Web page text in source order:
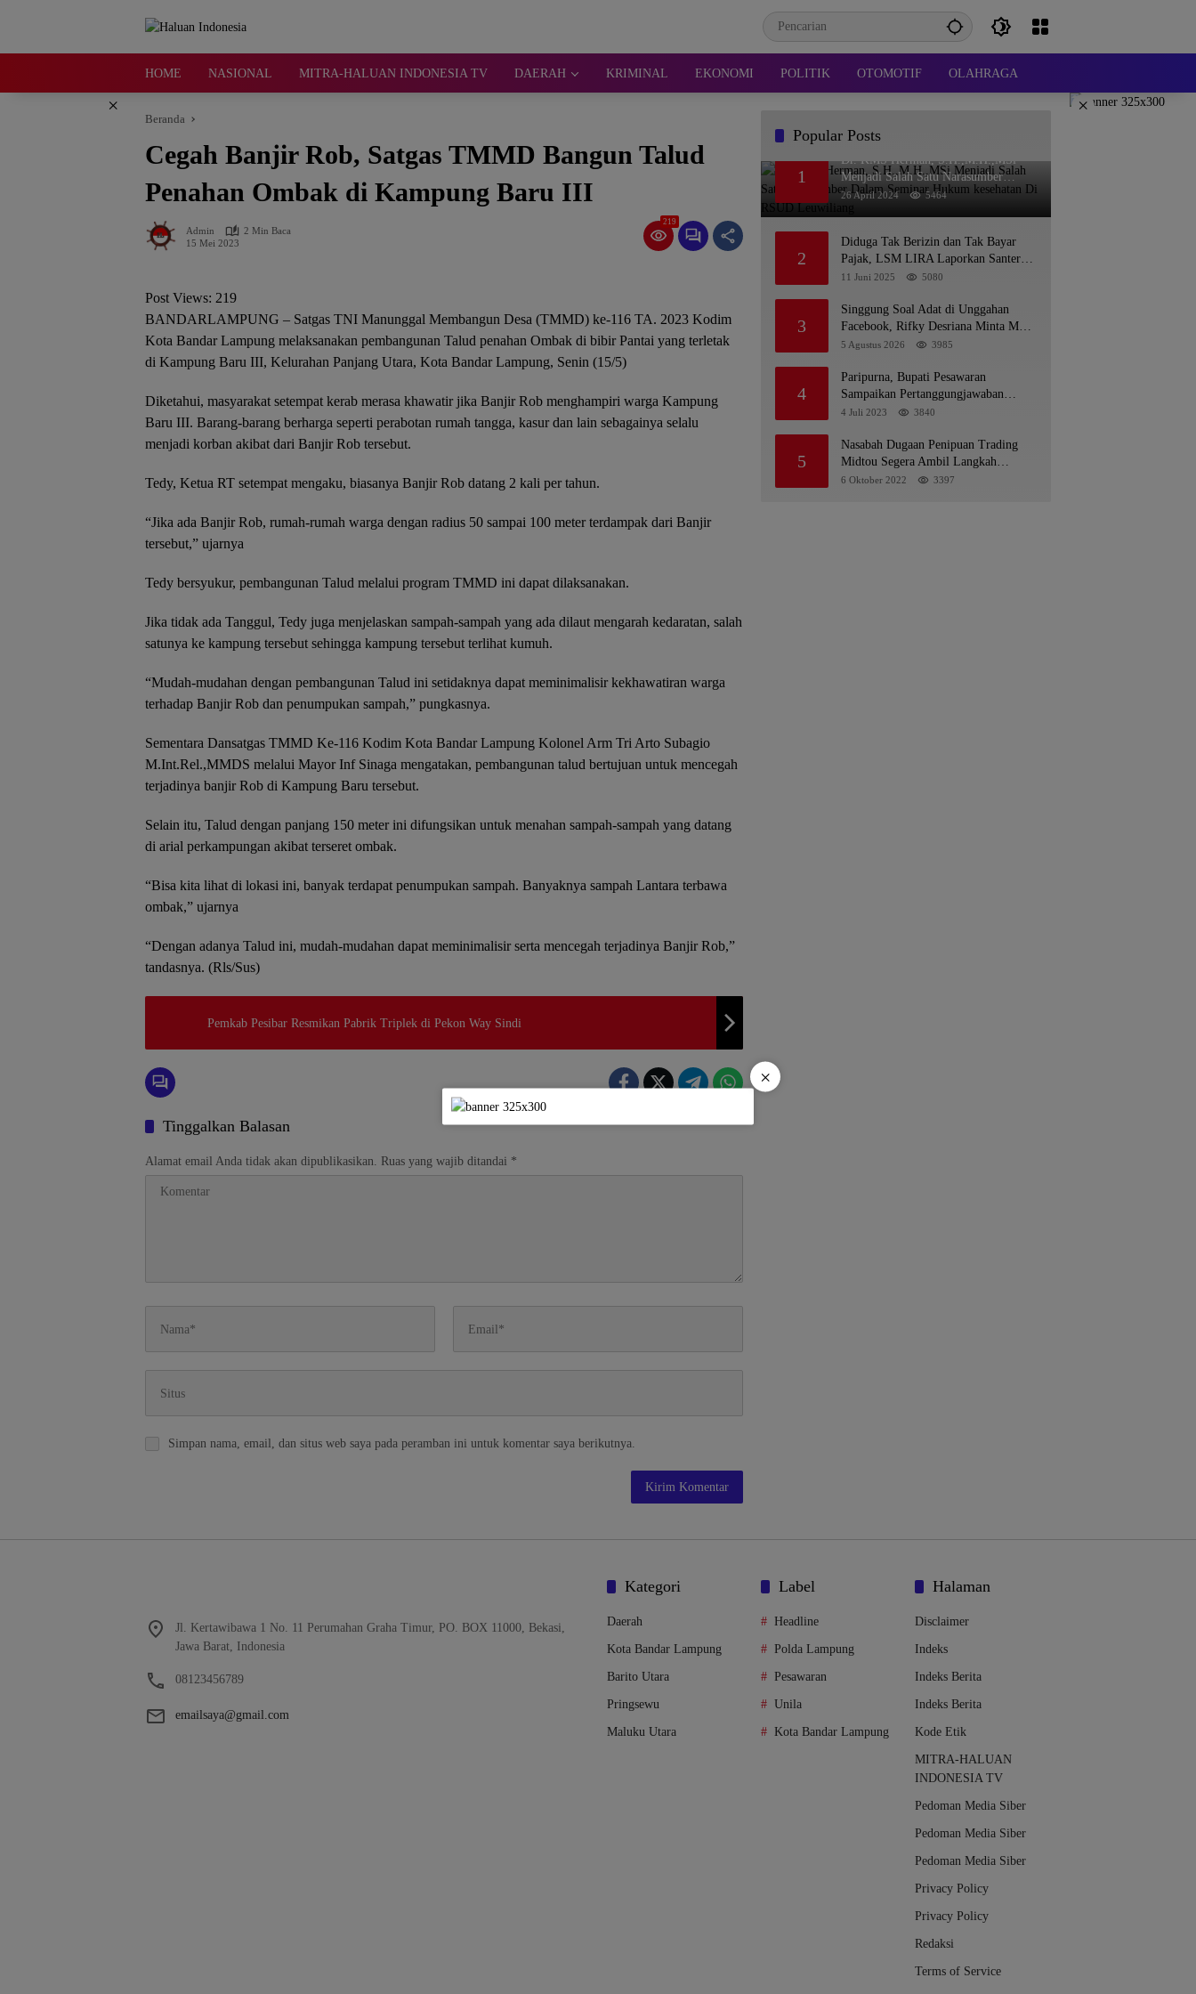
HOME NASIONAL MITRA-HALUAN INDONESIA TV DAERAH KRIMINAL EKONOMI POLITIK OTOMOTIF OLAHRAGA
× ×
Beranda
Cegah Banjir Rob, Satgas TMMD Bangun Talud
Penahan Ombak di Kampung Baru III
Admin
2 Min Baca
15 Mei 2023
219
Post Views: 219
BANDARLAMPUNG – Satgas TNI Manunggal Membangun Desa (TMMD) ke-116 TA. 2023 Kodim
Kota Bandar Lampung melaksanakan pembangunan Talud penahan Ombak di bibir Pantai yang terletak
di Kampung Baru III, Kelurahan Panjang Utara, Kota Bandar Lampung, Senin (15/5)
Diketahui, masyarakat setempat kerab merasa khawatir jika Banjir Rob menghampiri warga Kampung
Baru III. Barang-barang berharga seperti perabotan rumah tangga, kasur dan lain sebagainya selalu
menjadi korban akibat dari Banjir Rob tersebut.
Tedy, Ketua RT setempat mengaku, biasanya Banjir Rob datang 2 kali per tahun.
“Jika ada Banjir Rob, rumah-rumah warga dengan radius 50 sampai 100 meter terdampak dari Banjir
tersebut,” ujarnya
Tedy bersyukur, pembangunan Talud melalui program TMMD ini dapat dilaksanakan.
Jika tidak ada Tanggul, Tedy juga menjelaskan sampah-sampah yang ada dilaut mengarah kedaratan, salah
satunya ke kampung tersebut sehingga kampung tersebut terlihat kumuh.
“Mudah-mudahan dengan pembangunan Talud ini setidaknya dapat meminimalisir kekhawatiran warga
terhadap Banjir Rob dan penumpukan sampah,” pungkasnya.
Sementara Dansatgas TMMD Ke-116 Kodim Kota Bandar Lampung Kolonel Arm Tri Arto Subagio
M.Int.Rel.,MMDS melalui Mayor Inf Sinaga mengatakan, pembangunan talud bertujuan untuk mencegah
terjadinya banjir Rob di Kampung Baru tersebut.
Selain itu, Talud dengan panjang 150 meter ini difungsikan untuk menahan sampah-sampah yang datang
di arial perkampungan akibat terseret ombak.
“Bisa kita lihat di lokasi ini, banyak terdapat penumpukan sampah. Banyaknya sampah Lantara terbawa
ombak,” ujarnya
“Dengan adanya Talud ini, mudah-mudahan dapat meminimalisir serta mencegah terjadinya Banjir Rob,”
tandasnya. (Rls/Sus)
Pemkab Pesibar Resmikan Pabrik Triplek di Pekon Way Sindi
Tinggalkan Balasan
Alamat email Anda tidak akan dipublikasikan. Ruas yang wajib ditandai *
Simpan nama, email, dan situs web saya pada peramban ini untuk komentar saya berikutnya.
Popular Posts
1
Dr. KMS Herman, S.H.,M.H.,MSi
Menjadi Salah Satu Narasumber
Dalam Seminar Hukum kesehatan Di
RSUD Leuwiliang
26 April 2024 5464
2
Diduga Tak Berizin dan Tak Bayar
Pajak, LSM LIRA Laporkan Santerra
de Laponte ke Kejaksaan Kota Batu
11 Juni 2025 5080
3
Singgung Soal Adat di Unggahan
Facebook, Rifky Desriana Minta Maaf
ke PDA dan Bupati Kubar
5 Agustus 2026 3985
4
Paripurna, Bupati Pesawaran
Sampaikan Pertanggungjawaban
Pelaksanaan APBD 2022
4 Juli 2023 3840
5
Nasabah Dugaan Penipuan Trading
Midtou Segera Ambil Langkah
Hukum
6 Oktober 2022 3397
Jl. Kertawibawa 1 No. 11 Perumahan Graha Timur, PO. BOX 11000, Bekasi,
Jawa Barat, Indonesia
08123456789
emailsaya@gmail.com
Kategori
Daerah
Kota Bandar Lampung
Barito Utara
Pringsewu
Maluku Utara
Label
Headline
Polda Lampung
Pesawaran
Unila
Kota Bandar Lampung
Halaman
Disclaimer
Indeks
Indeks Berita
Indeks Berita
Kode Etik
MITRA-HALUAN
INDONESIA TV
Pedoman Media Siber
Pedoman Media Siber
Pedoman Media Siber
Privacy Policy
Privacy Policy
Redaksi
Terms of Service
×